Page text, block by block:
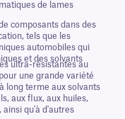
de lames
composants dans des
tels que les
automobiles qui
et des solvants
ultra-résistantes au
une grande variété
long terme aux solvants
aux flux, aux huiles,
ainsi qu'à d'autres